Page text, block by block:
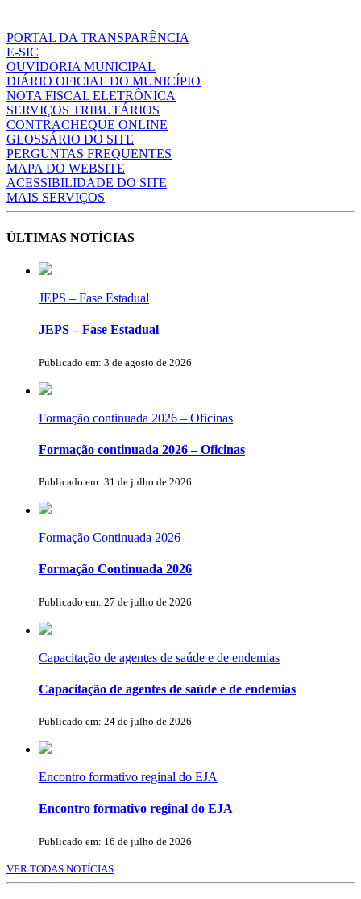
PORTAL DA TRANSPARÊNCIA
E-SIC
OUVIDORIA MUNICIPAL
DIÁRIO OFICIAL DO MUNICÍPIO
NOTA FISCAL ELETRÔNICA
SERVIÇOS TRIBUTÁRIOS
CONTRACHEQUE ONLINE
GLOSSÁRIO DO SITE
PERGUNTAS FREQUENTES
MAPA DO WEBSITE
ACESSIBILIDADE DO SITE
MAIS SERVIÇOS
ÚLTIMAS NOTÍCIAS
JEPS – Fase Estadual
JEPS – Fase Estadual
Publicado em: 3 de agosto de 2026
Formação continuada 2026 – Oficinas
Formação continuada 2026 – Oficinas
Publicado em: 31 de julho de 2026
Formação Continuada 2026
Formação Continuada 2026
Publicado em: 27 de julho de 2026
Capacitação de agentes de saúde e de endemias
Capacitação de agentes de saúde e de endemias
Publicado em: 24 de julho de 2026
Encontro formativo reginal do EJA
Encontro formativo reginal do EJA
Publicado em: 16 de julho de 2026
VER TODAS NOTÍCIAS